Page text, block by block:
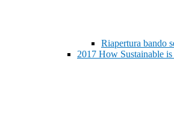
Riapertura bando
2017 How Sustainable